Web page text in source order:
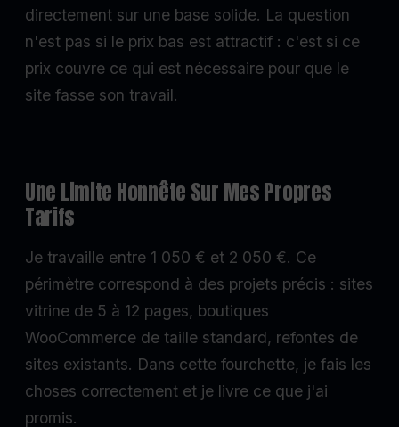
directement sur une base solide. La question
n'est pas si le prix bas est attractif : c'est si ce
prix couvre ce qui est nécessaire pour que le
site fasse son travail.
Une Limite Honnête Sur Mes Propres
Tarifs
Je travaille entre 1 050 € et 2 050 €. Ce
périmètre correspond à des projets précis : sites
vitrine de 5 à 12 pages, boutiques
WooCommerce de taille standard, refontes de
sites existants. Dans cette fourchette, je fais les
choses correctement et je livre ce que j'ai
promis.